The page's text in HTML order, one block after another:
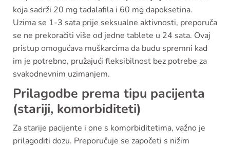
koja sadrži 20 mg tadalafila i 60 mg dapoksetina.
Uzima se 1-3 sata prije seksualne aktivnosti, preporuča
se ne prekoračiti više od jedne tablete u 24 sata. Ovaj
pristup omogućava muškarcima da budu spremni kad
im je potrebno, pružajući fleksibilnost bez potrebe za
svakodnevnim uzimanjem.
Prilagodbe prema tipu pacijenta
(stariji, komorbiditeti)
Za starije pacijente i one s komorbiditetima, važno je
prilagoditi dozu. Preporučuje se započeti s nižim